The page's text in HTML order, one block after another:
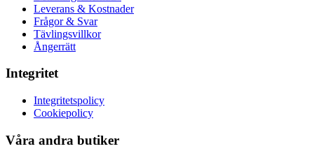
Leverans & Kostnader
Frågor & Svar
Tävlingsvillkor
Ångerrätt
Integritet
Integritetspolicy
Cookiepolicy
Våra andra butiker